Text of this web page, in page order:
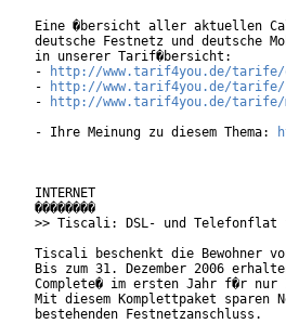
Eine �bersicht aller aktuellen
deutsche Festnetz und deutsche
in unserer Tarif�bersicht:
-
http://www.tarif4you.de/tarife/
-
http://www.tarif4you.de/tarife/
-
http://www.tarif4you.de/tarife/
- Ihre Meinung zu diesem Thema:
INTERNET
��������
>> Tiscali: DSL- und Telefonflat
Tiscali beschenkt die Bewohner
Bis zum 31. Dezember 2006
Complete� im ersten Jahr f�r
Mit diesem Komplettpaket sparen
bestehenden Festnetzanschluss.